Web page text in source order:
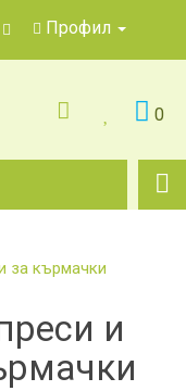
Профил
0
за кърмачки
и